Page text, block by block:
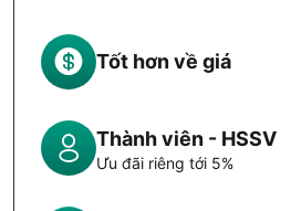
Tốt hơn về giá
Thành viên - HSSV
Ưu đãi riêng tới 5%